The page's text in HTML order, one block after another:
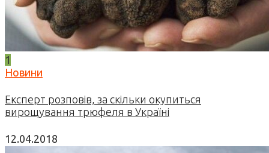
1
Новини
Експерт розповів, за скільки окупиться
вирощування трюфеля в Україні
12.04.2018